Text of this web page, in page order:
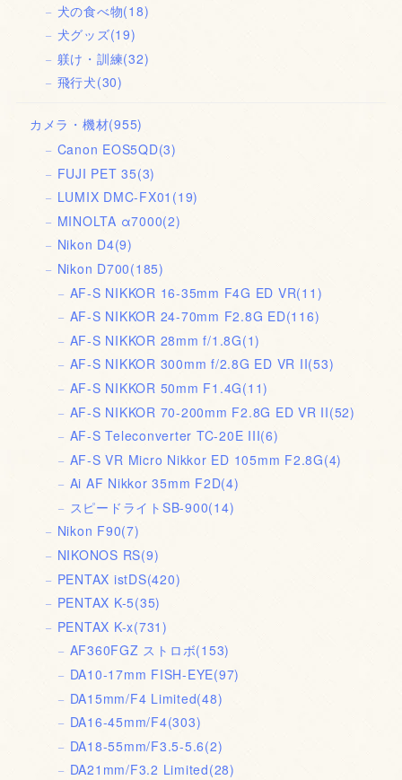
犬の食べ物(18)
犬グッズ(19)
躾け・訓練(32)
飛行犬(30)
カメラ・機材(955)
Canon EOS5QD(3)
FUJI PET 35(3)
LUMIX DMC-FX01 (19)
MINOLTA α7000(2)
Nikon D4(9)
Nikon D700(185)
AF-S NIKKOR 16-35mm F4G ED VR(11)
AF-S NIKKOR 24-70mm F2.8G ED(116)
AF-S NIKKOR 28mm f/1.8G(1)
AF-S NIKKOR 300mm f/2.8G ED VR II(53)
AF-S NIKKOR 50mm F1.4G(11)
AF-S NIKKOR 70-200mm F2.8G ED VR II(52)
AF-S Teleconverter TC-20E III(6)
AF-S VR Micro Nikkor ED 105mm F2.8G(4)
Ai AF Nikkor 35mm F2D(4)
スピードライトSB-900(14)
Nikon F90(7)
NIKONOS RS(9)
PENTAX istDS(420)
PENTAX K-5(35)
PENTAX K-x(731)
AF360FGZ ストロボ(153)
DA10-17mm FISH-EYE(97)
DA15mm/F4 Limited(48)
DA16-45mm/F4(303)
DA18-55mm/F3.5-5.6(2)
DA21mm/F3.2 Limited(28)